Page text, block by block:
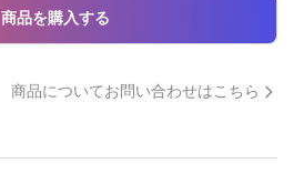
商品を購入する
商品についてお問い合わせはこちら